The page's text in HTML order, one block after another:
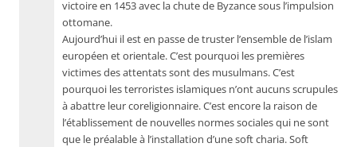
victoire en 1453 avec la chute de Byzance sous l’impulsion
ottomane.
Aujourd’hui il est en passe de truster l’ensemble de l’islam
européen et orientale. C’est pourquoi les premières
victimes des attentats sont des musulmans. C’est
pourquoi les terroristes islamiques n’ont aucuns scrupules
à abattre leur coreligionnaire. C’est encore la raison de
l’établissement de nouvelles normes sociales qui ne sont
que le préalable à l’installation d’une soft charia. Soft